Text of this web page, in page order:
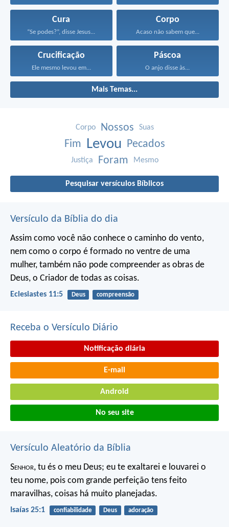
Cura
“Se podes?”, disse Jesus...
Corpo
Acaso não sabem que...
Crucificação
Ele mesmo levou em...
Páscoa
O anjo disse às...
Mais Temas...
Corpo Nossos Suas
Fim Levou Pecados
Justiça Foram Mesmo
Pesquisar versículos Bíblicos
Versículo da Bíblia do dia
Assim como você não conhece o caminho do vento,
nem como o corpo é formado no ventre de uma
mulher, também não pode compreender as obras de
Deus, o Criador de todas as coisas.
Eclesiastes 11:5 Deus compreensão
Receba o Versículo Diário
Notificação diária
E-mail
Android
No seu site
Versículo Aleatório da Bíblia
Senhor, tu és o meu Deus; eu te exaltarei e louvarei o
teu nome, pois com grande perfeição tens feito
maravilhas, coisas há muito planejadas.
Isaías 25:1 confiabilidade Deus adoração